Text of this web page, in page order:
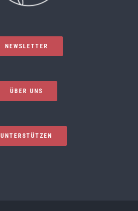
NEWSLETTER
ÜBER UNS
UNTERSTÜTZEN